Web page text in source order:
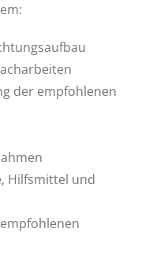
der empfohlenen
Hilfsmittel und